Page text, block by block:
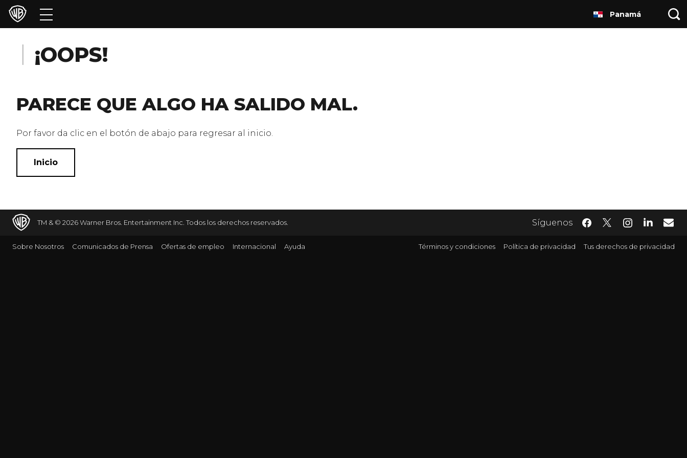
Películas
Franquicias
Colecciones
Noticias
Panamá
¡OOPS!
PARECE QUE ALGO HA SALIDO MAL.
Por favor da clic en el botón de abajo para regresar al inicio.
Inicio
TM & © 2026 Warner Bros. Entertainment Inc. Todos los derechos reservados. Síguenos
Sobre Nosotros Comunicados de Prensa Ofertas de empleo Internacional Ayuda Términos y condiciones Política de privacidad Tus derechos de privacidad